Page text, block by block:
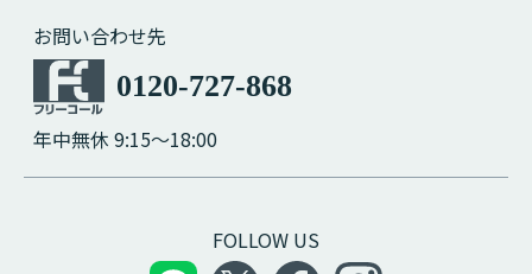
お問い合わせ先
0120-727-868
年中無休 9:15～18:00
FOLLOW US